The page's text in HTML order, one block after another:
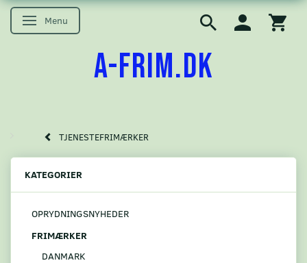
Skifte navigation
Menu
A-FRIM.DK
TJENESTEFRIMÆRKER
KATEGORIER
OPRYDNINGSNYHEDER
FRIMÆRKER
DANMARK